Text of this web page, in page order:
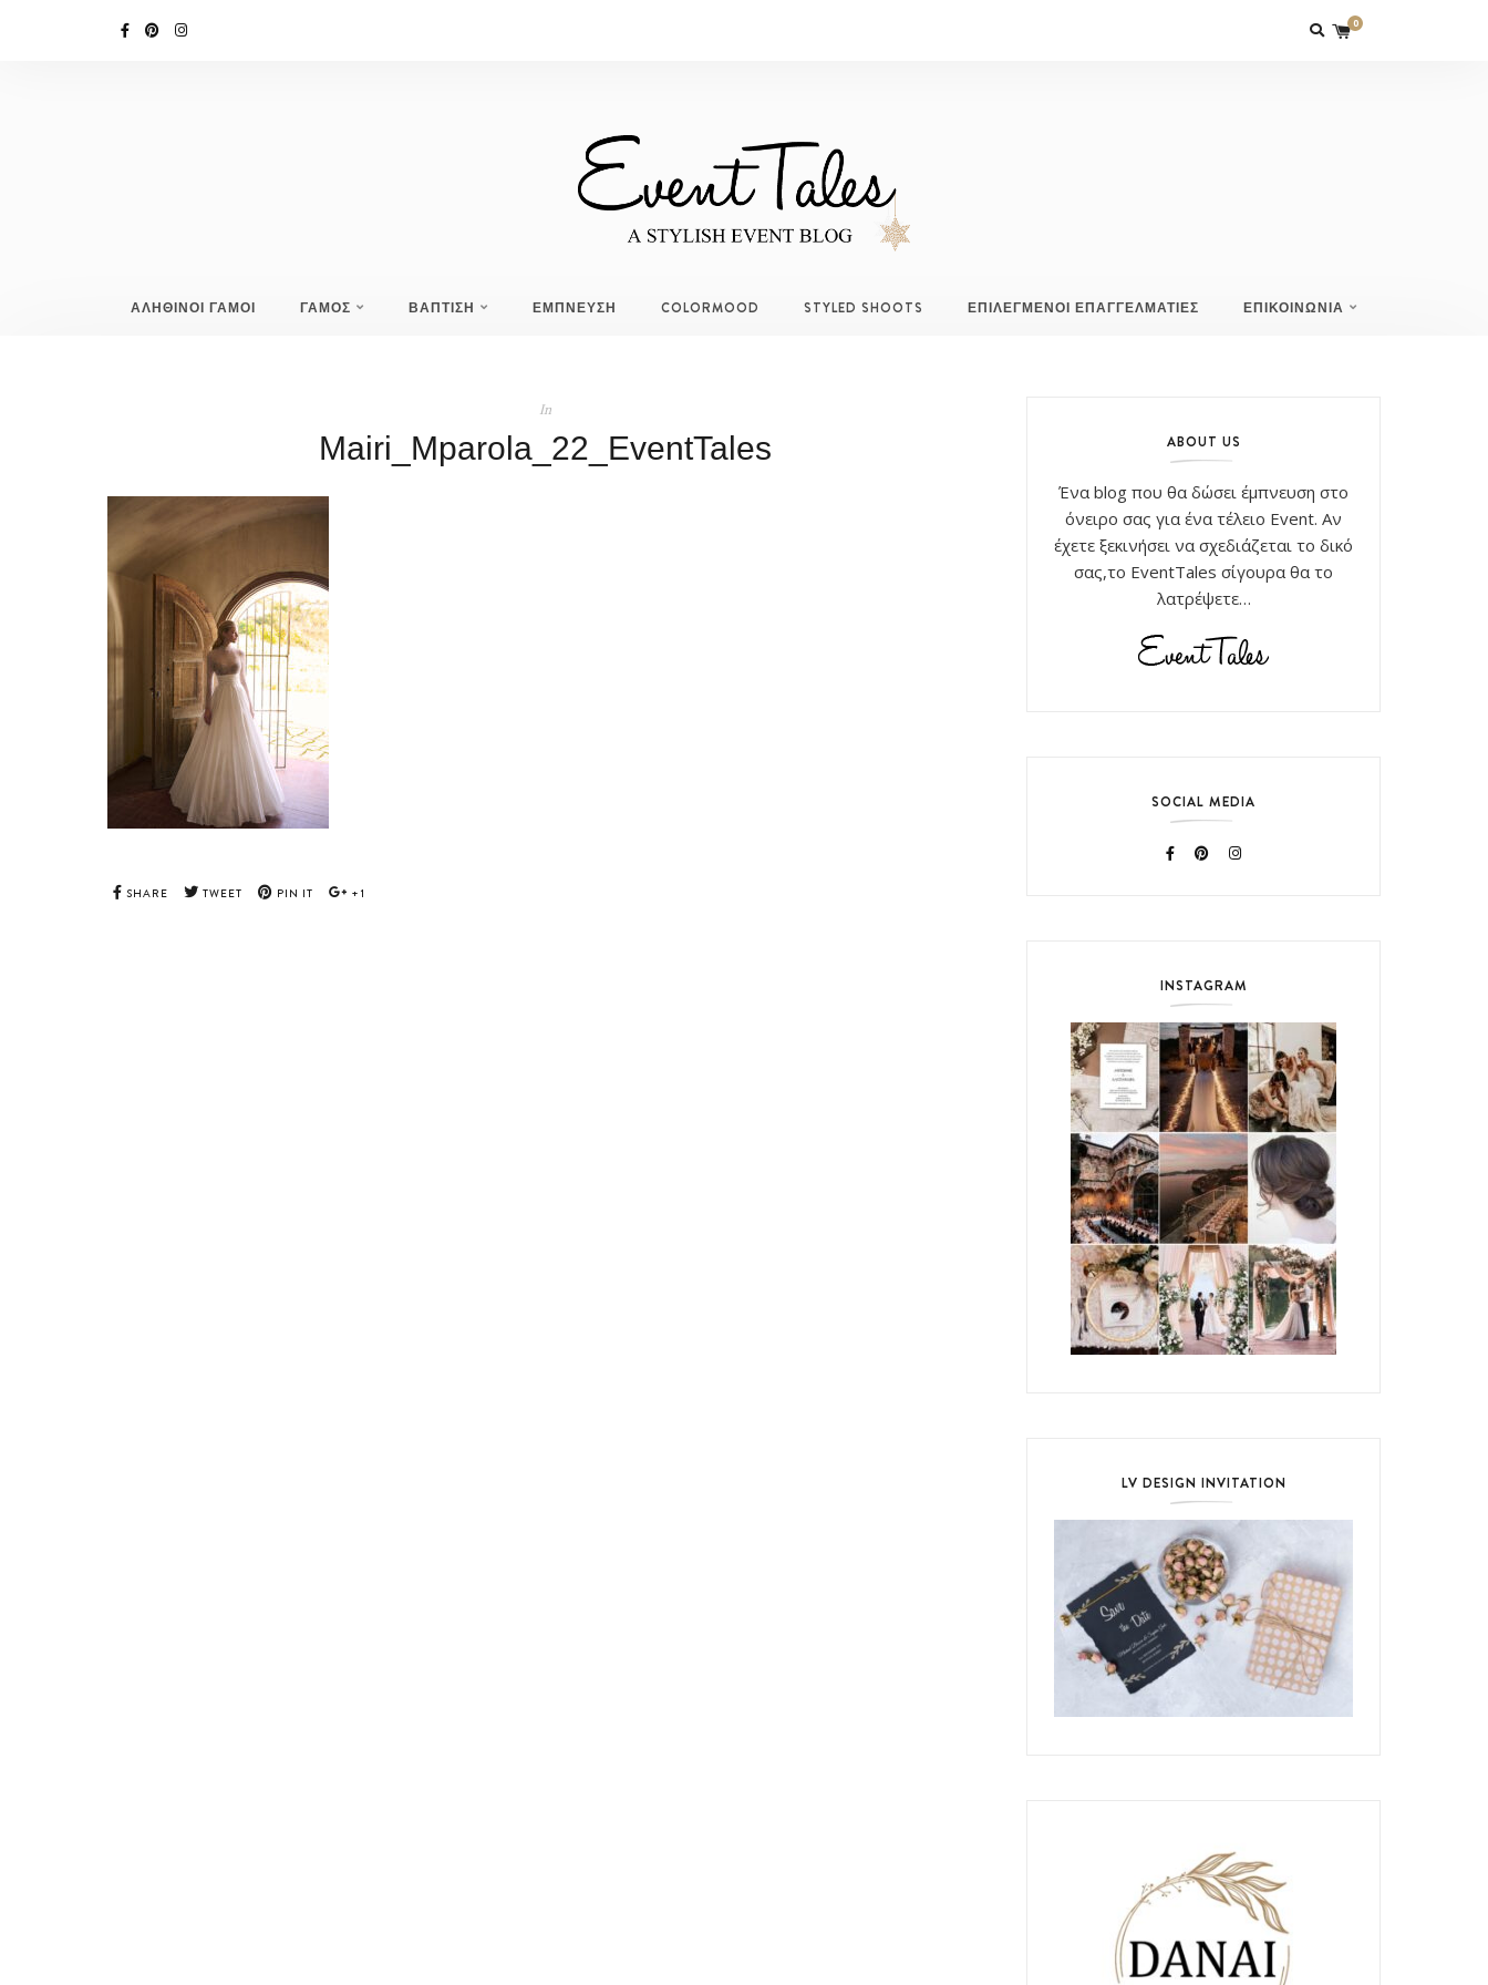
0
ΑΛΗΘΙΝΟΙ ΓΑΜΟΙ ΓΑΜΟΣ ΒΑΠΤΙΣΗ ΕΜΠΝΕΥΣΗ COLORMOOD STYLED SHOOTS ΕΠΙΛΕΓΜΕΝΟΙ ΕΠΑΓΓΕΛΜΑΤΙΕΣ ΕΠΙΚΟΙΝΩΝΙΑ
In
Mairi_Mparola_22_EventTales
SHARE TWEET PIN IT +1
ABOUT US
Ένα blog που θα δώσει έμπνευση στο
όνειρο σας για ένα τέλειο Event. Αν
έχετε ξεκινήσει να σχεδιάζεται το δικό
σας,το EventTales σίγουρα θα το
λατρέψετε…
SOCIAL MEDIA
INSTAGRAM
LV DESIGN INVITATION